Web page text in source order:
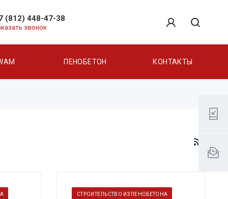
(812) 448-47-38
звонок
ПЕНОБЕТОН КОНТАКТЫ
СТРОИТЕЛЬСТВО ИЗ ПЕНОБЕТОНА